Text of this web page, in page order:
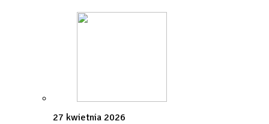
27 kwietnia 2026